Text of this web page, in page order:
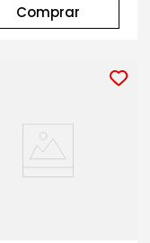
Comprar